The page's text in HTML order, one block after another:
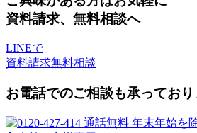
資料請求、無料相談へ
LINEで
資料請求無料相談
お電話でのご相談も承っており